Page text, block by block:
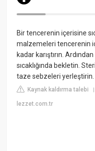
Bir tencerenin içerisine
malzemeleri tencerenin
kadar karıştırın.
sıcaklığında bekletin.
taze sebzeleri yerleştirin.
Kaynak kaldırma talebi
lezzet.com.tr